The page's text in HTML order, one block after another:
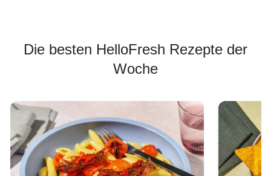
Die besten HelloFresh Rezepte der
Woche